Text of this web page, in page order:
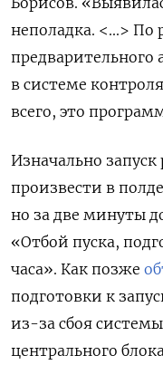
неполадка. <...> По
предварительного
в системе
всего, это
Изначально
произвести в
но за две минуты
«Отбой пуска,
часа». Как позже
подготовки к
из-за сбоя
центрального